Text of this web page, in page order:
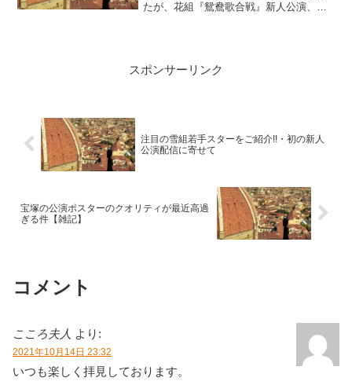
たが、花組『鴛鴦歌合戦』新人公演、ラ
演のクオリティがとても高く、それは以
スポンサーリンク
注目の雪組若手スターをご紹介!!・初の新人
公演配信に寄せて
宝塚の公演ポスターのクオリティが最近高過
ぎる件【雑記】
コメント
こころ夫人 より:
2021年10月14日 23:32
いつも楽しく拝見しております。